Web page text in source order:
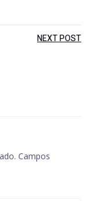
NEXT POST
Campos